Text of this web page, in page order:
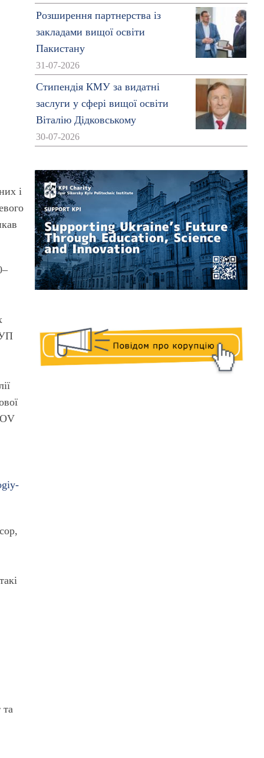
і
Розширення партнерства із
закладами вищої освіти
Пакистану
31-07-2026
Стипендія КМУ за видатні
заслуги у сфері вищої освіти
Віталію Дідковському
30-07-2026